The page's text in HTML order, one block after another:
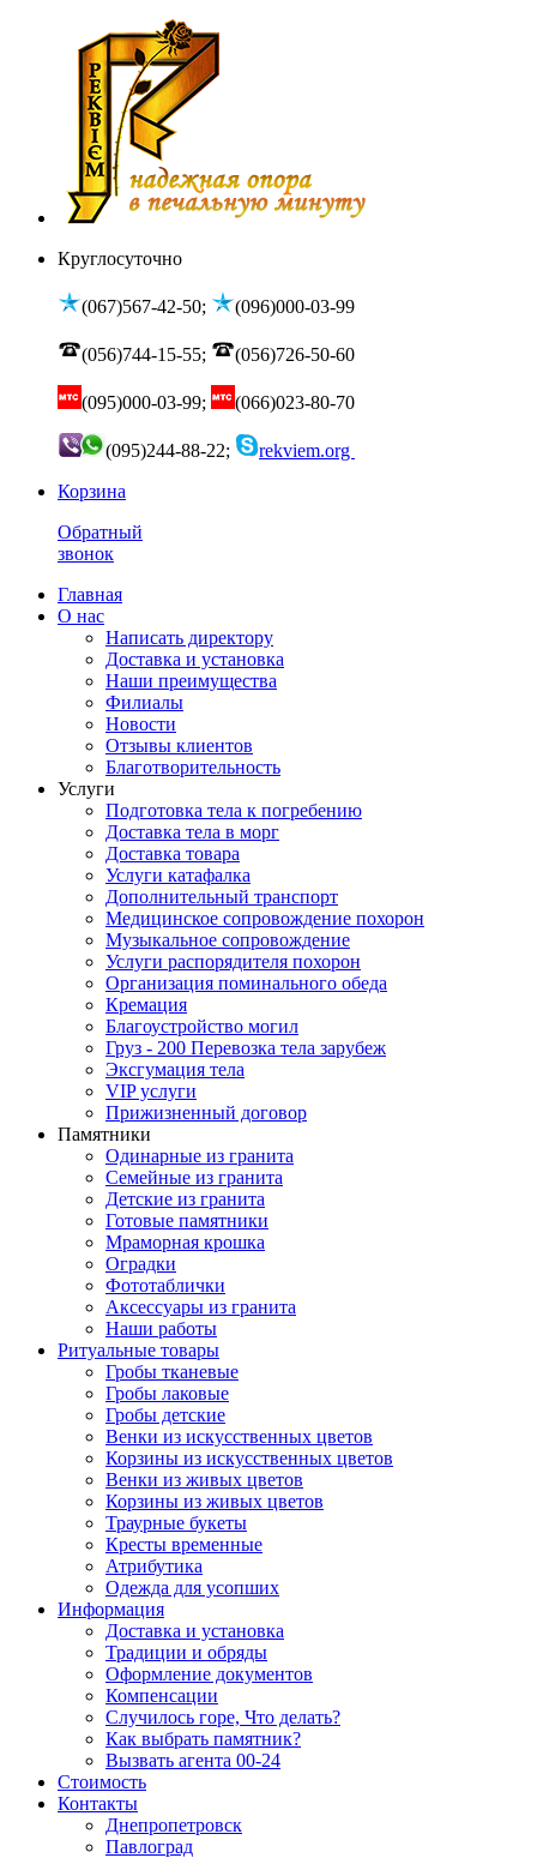
Круглосуточно
(067)567-42-50; (096)000-03-99
(056)744-15-55; (056)726-50-60
(095)000-03-99; (066)023-80-70
(095)244-88-22;
rekviem.org
Корзина
Обратный
звонок
Главная
О нас
Написать директору
Доставка и установка
Наши преимущества
Филиалы
Новости
Отзывы клиентов
Благотворительность
Услуги
Подготовка тела к погребению
Доставка тела в морг
Доставка товара
Услуги катафалка
Дополнительный транспорт
Медицинское сопровождение похорон
Музыкальное сопровождение
Услуги распорядителя похорон
Организация поминального обеда
Кремация
Благоустройство могил
Груз - 200 Перевозка тела зарубеж
Эксгумация тела
VIP услуги
Прижизненный договор
Памятники
Одинарные из гранита
Семейные из гранита
Детские из гранита
Готовые памятники
Мраморная крошка
Оградки
Фототаблички
Аксессуары из гранита
Наши работы
Ритуальные товары
Гробы тканевые
Гробы лаковые
Гробы детские
Венки из искусственных цветов
Корзины из искусственных цветов
Венки из живых цветов
Корзины из живых цветов
Траурные букеты
Кресты временные
Атрибутика
Одежда для усопших
Информация
Доставка и установка
Традиции и обряды
Оформление документов
Компенсации
Случилось горе, Что делать?
Как выбрать памятник?
Вызвать агента 00-24
Стоимость
Контакты
Днепропетровск
Павлоград